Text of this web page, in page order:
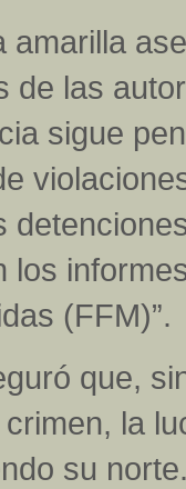
amarilla
de las
sigue
los
(FFM)”.
que,
la
su